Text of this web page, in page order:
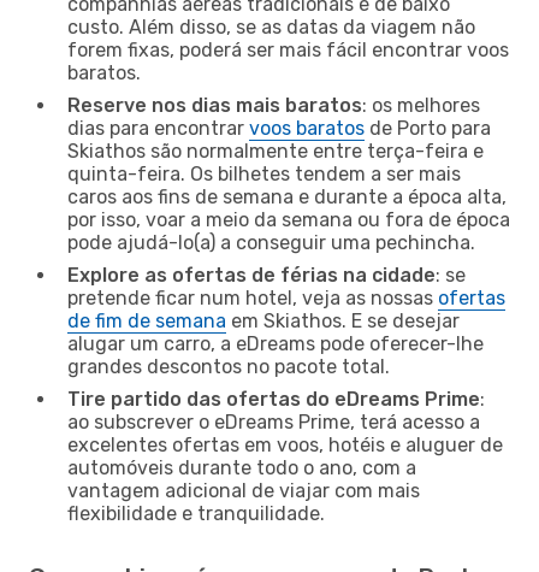
custo. Além disso, se as datas da viagem não
forem fixas, poderá ser mais fácil encontrar voos
baratos.
Reserve nos dias mais baratos: os melhores
dias para encontrar voos baratos de Porto para
Skiathos são normalmente entre terça-feira e
quinta-feira. Os bilhetes tendem a ser mais
caros aos fins de semana e durante a época alta,
por isso, voar a meio da semana ou fora de época
pode ajudá-lo(a) a conseguir uma pechincha.
Explore as ofertas de férias na cidade: se
pretende ficar num hotel, veja as nossas ofertas
de fim de semana em Skiathos. E se desejar
alugar um carro, a eDreams pode oferecer-lhe
grandes descontos no pacote total.
Tire partido das ofertas do eDreams Prime:
ao subscrever o eDreams Prime, terá acesso a
excelentes ofertas em voos, hotéis e aluguer de
automóveis durante todo o ano, com a
vantagem adicional de viajar com mais
flexibilidade e tranquilidade.